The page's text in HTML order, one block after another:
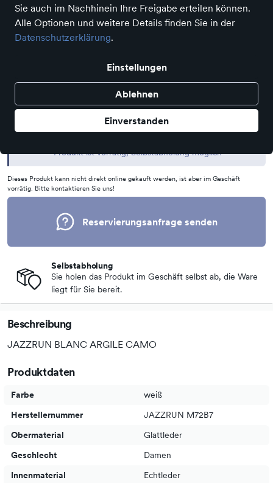
Sie auch im Nachhinein Ihre Freigabe erteilen können.
Alle Optionen und weitere Details finden Sie in der
Datenschutzerklärung.
Einstellungen
Ablehnen
Einverstanden
Größe
Nur noch weniger als 3 Artikel im Geschäft vorhanden.
Produkt ist vorrätig, Selbstabholung möglich
Dieses Produkt kann nicht direkt online gekauft werden, ist aber im Geschäft
vorrätig. Bitte kontaktieren Sie uns!
Reservierungsanfrage senden
Selbstabholung
Sie holen das Produkt im Geschäft selbst ab, die Ware
liegt für Sie bereit.
Beschreibung
JAZZRUN BLANC ARGILE CAMO
Produktdaten
Farbe
weiß
Herstellernummer
JAZZRUN M72B7
Obermaterial
Glattleder
Geschlecht
Damen
Innenmaterial
Echtleder